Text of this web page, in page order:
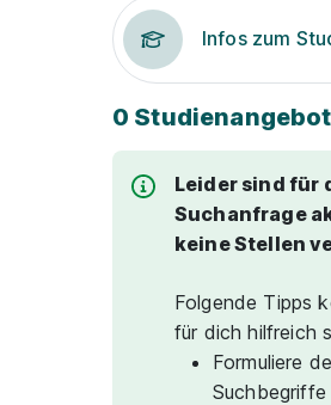
Infos zum
0
Leider sind für
Suchanfrage
keine Stellen
Folgende Tipps
für dich hilfreich
Formuliere
Suchbegriffe